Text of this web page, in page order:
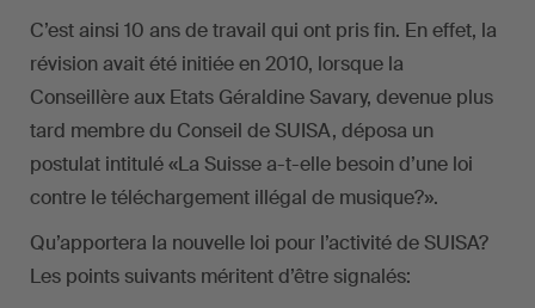
C’est ainsi 10 ans de travail qui ont pris fin. En effet, la
révision avait été initiée en 2010, lorsque la
Conseillère aux Etats Géraldine Savary, devenue plus
tard membre du Conseil de SUISA, déposa un
postulat intitulé «La Suisse a-t-elle besoin d’une loi
contre le téléchargement illégal de musique?».
Qu’apportera la nouvelle loi pour l’activité de SUISA?
Les points suivants méritent d’être signalés: